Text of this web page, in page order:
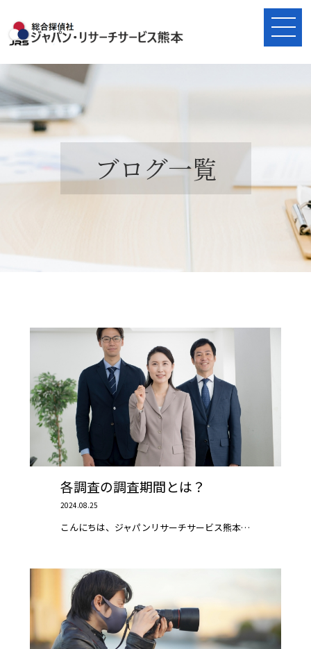
ブログ一覧
各調査の調査期間とは？
2024.08.25
こんにちは、ジャパンリサーチサービス熊本…